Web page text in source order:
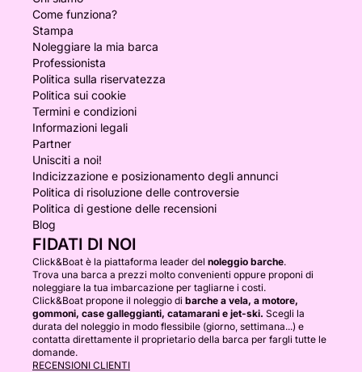
Come funziona?
Stampa
Noleggiare la mia barca
Professionista
Politica sulla riservatezza
Politica sui cookie
Termini e condizioni
Informazioni legali
Partner
Unisciti a noi!
Indicizzazione e posizionamento degli annunci
Politica di risoluzione delle controversie
Politica di gestione delle recensioni
Blog
FIDATI DI NOI
Click&Boat è la piattaforma leader del noleggio barche.
Trova una barca a prezzi molto convenienti oppure proponi di
noleggiare la tua imbarcazione per tagliarne i costi.
Click&Boat propone il noleggio di barche a vela, a motore,
gommoni, case galleggianti, catamarani e jet-ski. Scegli la
durata del noleggio in modo flessibile (giorno, settimana...) e
contatta direttamente il proprietario della barca per fargli tutte le
domande.
RECENSIONI CLIENTI